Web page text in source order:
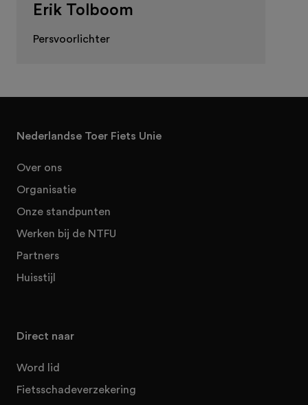
Erik Tolboom
Persvoorlichter
Nederlandse Toer Fiets Unie
Over ons
Organisatie
Onze standpunten
Werken bij de NTFU
Partners
Huisstijl
Direct naar
Word lid
Fietsschadeverzekering